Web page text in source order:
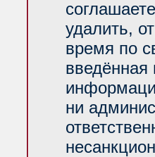
удалить,
время по
введённая
ни